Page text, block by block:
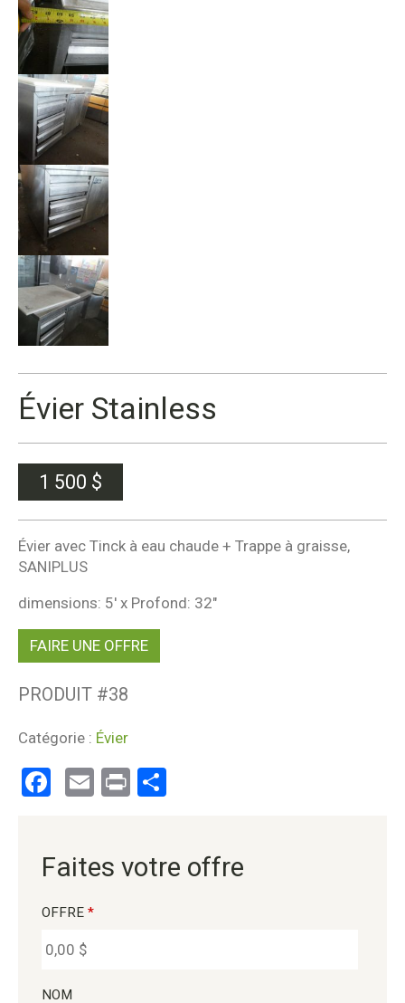
Évier Stainless
1 500 $
Évier avec Tinck à eau chaude + Trappe à graisse,
SANIPLUS
dimensions: 5′ x Profond: 32″
FAIRE UNE OFFRE
PRODUIT #38
Catégorie : Évier
Facebook
EmailPrint
Faites votre offre
OFFRE *
NOM